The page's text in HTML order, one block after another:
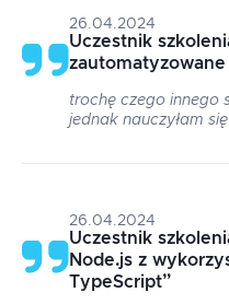
26.04.2024
Uczestnik
trochę czego innego
jednak nauczyłam
26.04.2024
Uczestnik
Node.js z
TypeScript”